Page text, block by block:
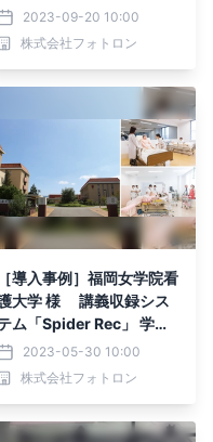
ピードカメラ撮影による
発現象解析事例～」 講
演者に広島大学 大学院先
工学プログラム 准教授 金
佑勁様をお招きし、9月27
(水)開催
2023-09-20 10:00
株式会社フォトロン
［導入事例］福岡女学院看
大学 様 講義収録シス
ム「Spider Rec」 学習
画共有プラットフォーム
CLEVAS」を納入
2023-05-30 10:00
株式会社フォトロン